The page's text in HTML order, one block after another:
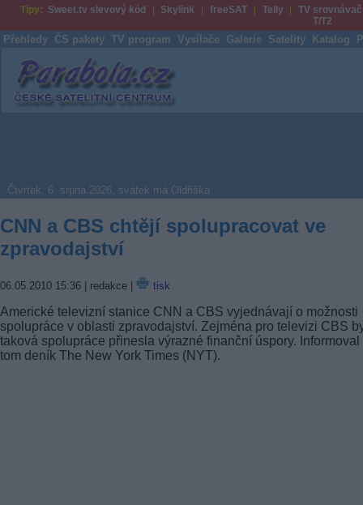
Tipy: Sweet.tv slevový kód Skylink freeSAT Telly
TV srovnávač
T/T2
Přehledy ČS pakety TV program Vysílače Galerie Satelity Katalog
Parabola.cz
Čtvrtek, 6. srpna 2026, svátek má Oldřiška
CNN a CBS chtějí spolupracovat ve
zpravodajství
06.05.2010 15:36 | redakce | tisk
Americké televizní stanice CNN a CBS vyjednávají o možnosti
spolupráce v oblasti zpravodajství. Zejména pro televizi CBS
taková spolupráce přinesla výrazné finanční úspory. Informoval
tom deník The New York Times (NYT).